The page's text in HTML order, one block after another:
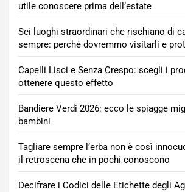
utile conoscere prima dell’estate
Sei luoghi straordinari che rischiano di
sempre: perché dovremmo visitarli e
Capelli Lisci e Senza Crespo: scegli i
ottenere questo effetto
Bandiere Verdi 2026: ecco le spiagge
bambini
Tagliare sempre l’erba non è così
il retroscena che in pochi conoscono
Decifrare i Codici delle Etichette degli